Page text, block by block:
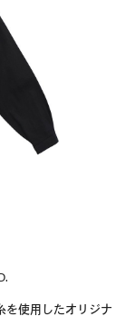
を使用したオリジナ